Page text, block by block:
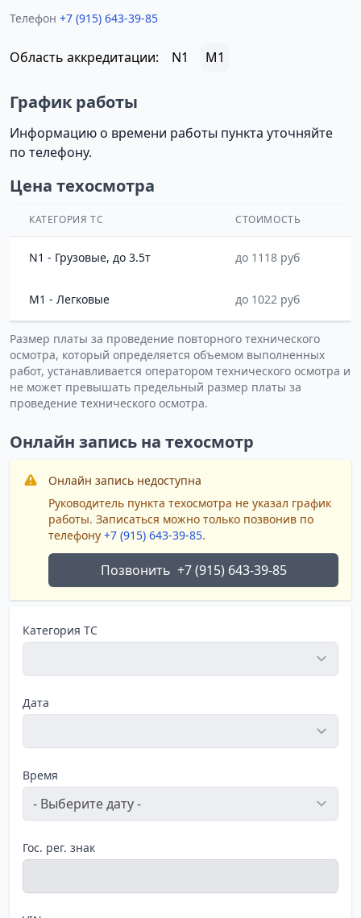
Телефон +7 (915) 643-39-85
Область аккредитации: N1 M1
График работы
Информацию о времени работы пункта уточняйте
по телефону.
Цена техосмотра
КАТЕГОРИЯ ТС СТОИМОСТЬ
N1 - Грузовые, до 3.5т до 1118 руб
M1 - Легковые до 1022 руб
Размер платы за проведение повторного технического
осмотра, который определяется объемом выполненных
работ, устанавливается оператором технического осмотра и
не может превышать предельный размер платы за
проведение технического осмотра.
Онлайн запись на техосмотр
Онлайн запись недоступна
Руководитель пункта техосмотра не указал график
работы. Записаться можно только позвонив по
телефону +7 (915) 643-39-85.
Позвонить +7 (915) 643-39-85
Категория ТС
Дата
Время
Гос. рег. знак